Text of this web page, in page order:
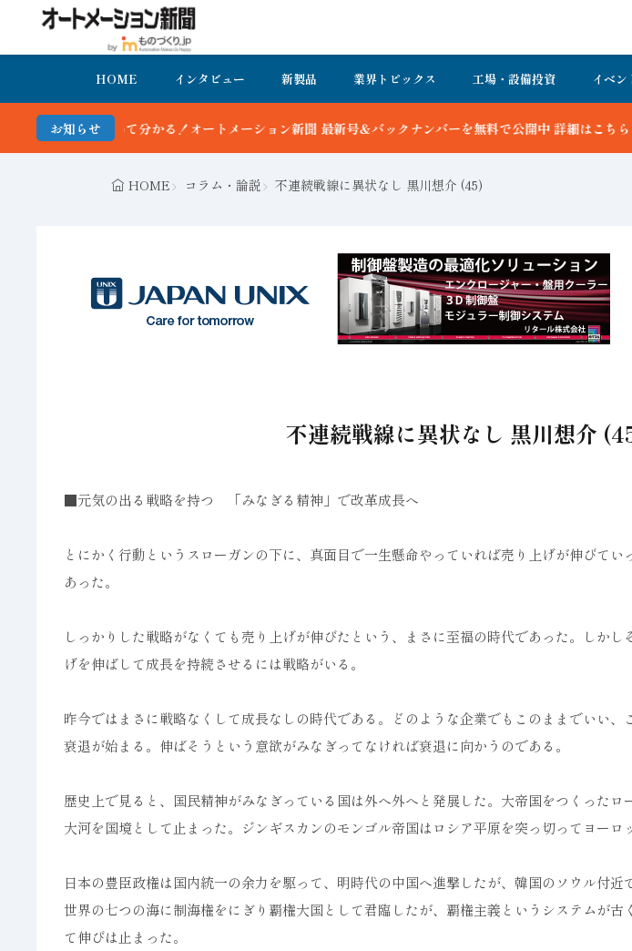
HOME インタビュー 新製品 業界トピックス 工場・設備投資 イベン
お知らせ
！オートメーション新聞 最新号＆バックナンバーを無料で公開中 詳細はこちら
HOME コラム・論説 不連続戦線に異状なし 黒川想介 (45)
不連続戦線に異状なし 黒川想介
■元気の出る戦略を持つ 「みなぎる精神」で改革成長へ
とにかく行動というスローガンの下に、真面目で一生懸命やっていれば売り上げが伸びて
あった。
しっかりした戦略がなくても売り上げが伸びたという、まさに至福の時代であった。しか
げを伸ばして成長を持続させるには戦略がいる。
昨今ではまさに戦略なくして成長なしの時代である。どのような企業でもこのままでいい、
衰退が始まる。伸ばそうという意欲がみなぎってなければ衰退に向かうのである。
歴史上で見ると、国民精神がみなぎっている国は外へ外へと発展した。大帝国をつくった
大河を国境として止まった。ジンギスカンのモンゴル帝国はロシア平原を突っ切ってヨーロ
日本の豊臣政権は国内統一の余力を駆って、明時代の中国へ進撃したが、韓国のソウル付
世界の七つの海に制海権をにぎり覇権大国として君臨したが、覇権主義というシステムが
て伸びは止まった。